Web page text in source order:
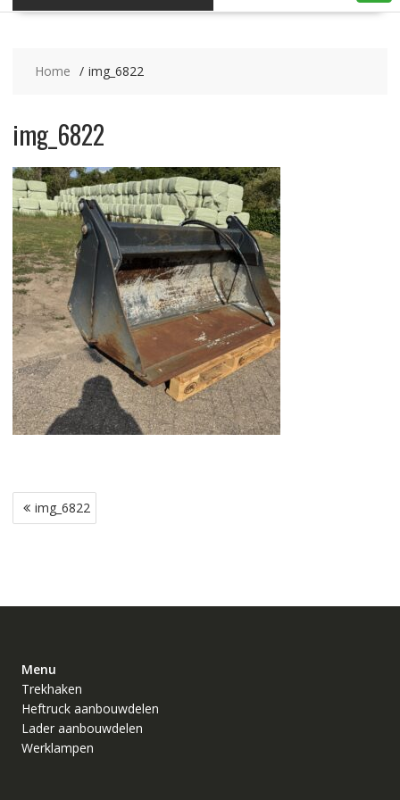
Home img_6822
img_6822
Bericht
navigatie
img_6822
Menu
Trekhaken
Heftruck aanbouwdelen
Lader aanbouwdelen
Werklampen